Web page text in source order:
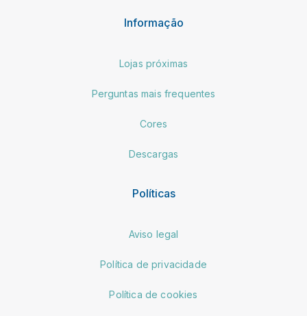
Informação
Lojas próximas
Perguntas mais frequentes
Cores
Descargas
Políticas
Aviso legal
Política de privacidade
Política de cookies